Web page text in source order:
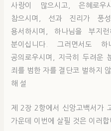
사랑이 많으시고, 은혜로
참으시며, 선과 진리가 풍
용서하시며, 하나님을 부지
분이십니다. 그러면서도
공의로우시며, 지극히 두려운
죄를 범한 자를 결단코 벌하지
해 설
제 2장 2항에서 신앙고백서가
가운데 이번에 살필 것은 이러합